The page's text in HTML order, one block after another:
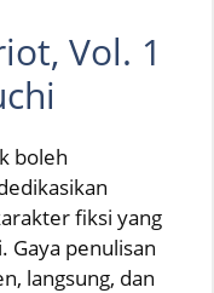
Vol. 1
boleh
fiksi yang
Gaya penulisan
langsung, dan